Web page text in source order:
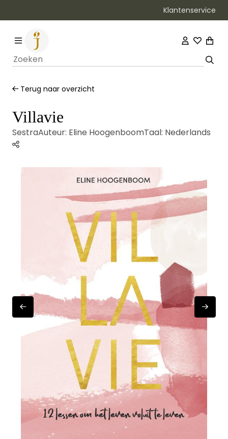
Klantenservice
Terug naar overzicht
Villavie
SestraAuteur: Eline HoogenboomTaal: Nederlands